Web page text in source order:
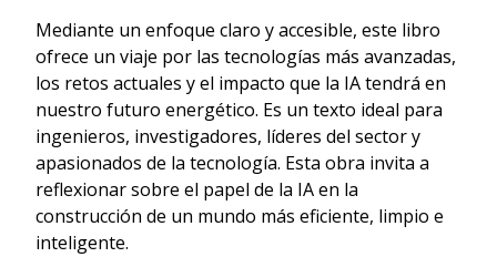
Mediante un enfoque claro y accesible, este libro
ofrece un viaje por las tecnologías más avanzadas,
los retos actuales y el impacto que la IA tendrá en
nuestro futuro energético. Es un texto ideal para
ingenieros, investigadores, líderes del sector y
apasionados de la tecnología. Esta obra invita a
reflexionar sobre el papel de la IA en la
construcción de un mundo más eficiente, limpio e
inteligente.